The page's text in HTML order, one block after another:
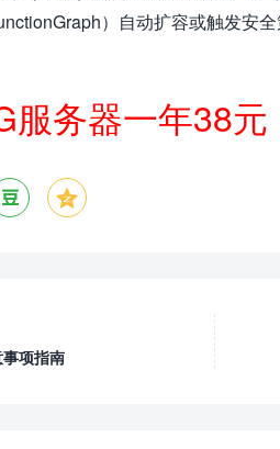
）自动扩容或触发安全
服务器一年38
 
项指南